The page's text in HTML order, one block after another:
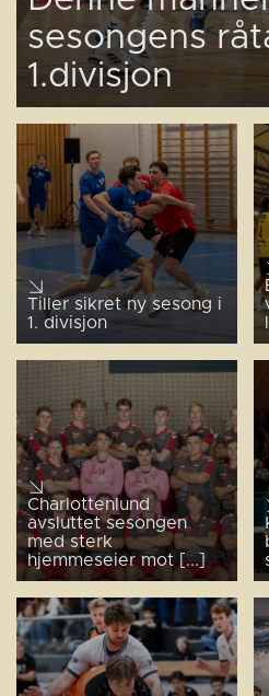
sesongens
1.divisjon
Tiller sikret ny sesong i
1. divisjon
Charlottenlund
avsluttet sesongen
med sterk
hjemmeseier mot [...]